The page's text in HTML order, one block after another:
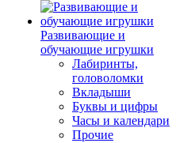
Развивающие и
обучающие игрушки
Лабиринты,
головоломки
Вкладыши
Буквы и цифры
Часы и календари
Прочие